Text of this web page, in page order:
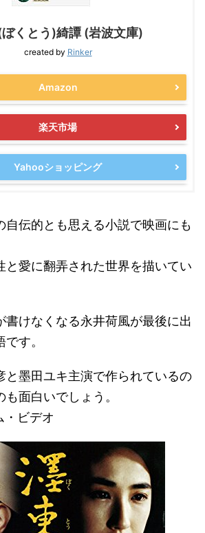
くとう)綺譚 (岩波文庫)
created by Rinker
Amazon
楽天市場
Yahooショッピング
自伝的とも思える小説で映画にも
と愛に翻弄された世界を描いてい
書けなくなる永井荷風が最後に出
す。
と墨田ユキ主演で作られているの
面白いでしょう。
ビデオ